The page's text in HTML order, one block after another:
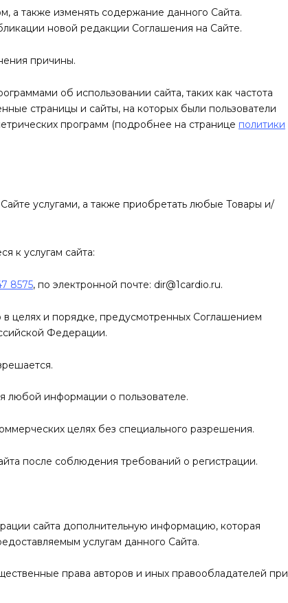
а также изменять содержание данного Сайта.
новой редакции Соглашения на Сайте.
причины.
об использовании сайта, таких как частота
страницы и сайты, на которых были пользователи
программ (подробнее на странице политики
услугами, а также приобретать любые Товары и/
к услугам сайта:
8575, по электронной почте: dir@1cardio.ru.
в целях и порядке, предусмотренных Соглашением
Федерации.
любой информации о пользователе.
целях без специального разрешения.
после соблюдения требований о регистрации.
сайта дополнительную информацию, которая
услугам данного Сайта.
права авторов и иных правообладателей при